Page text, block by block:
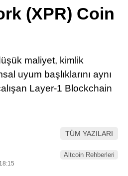
Youtube
Pinterest
LinkedIn
(XPR) Coin
maliyet, kimlik
uyum başlıklarını aynı
Layer-1 Blockchain
TÜM YAZILARI
Altcoin Rehberleri